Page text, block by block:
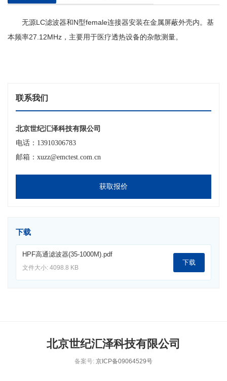
无源LC滤波器和N型female连接器安装在金属屏蔽外壳内。基
本频率27.12MHz，主要用于医疗透热设备的杂散测量。
联系我们
北京世纪汇泽科技有限公司
电话：13910306783
邮箱：xuzz@emctest.com.cn
获取报价
下载
HPF高通滤波器(35-1000M).pdf
文件大小: 4098.8 KB
下载
北京世纪汇泽科技有限公司
备案号: 京ICP备09064529号